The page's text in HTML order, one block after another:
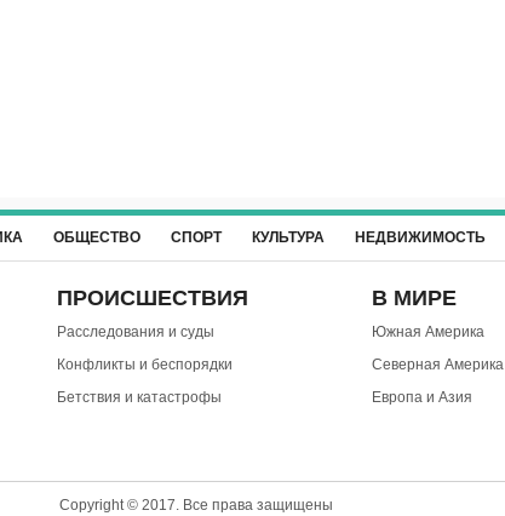
ОБЩЕСТВО СПОРТ КУЛЬТУРА НЕДВИЖИМОСТЬ
ПРОИСШЕСТВИЯ
Расследования и суды
Конфликты и беспорядки
Бетствия и катастрофы
В МИРЕ
Южная Америка
Северная Америка
Европа и Азия
Copyright © 2017. Все права защищены